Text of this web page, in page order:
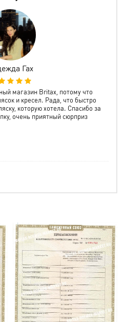
Гах
магазин Britax, потому что
и кресел. Рада, что быстро
которую хотела. Спасибо за
очень приятный сюрприз